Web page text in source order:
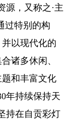
源，又称之·主
过特别的构
以现代化的
诸多休闲、
和丰富文化
年持续保持天
持在自贡彩灯